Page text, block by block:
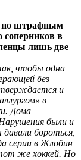
по штрафным
соперников в
лишь две
чтобы одна
без
и
в
Дома
были и
бороться,
серии в Жлобин
же хоккей. Но